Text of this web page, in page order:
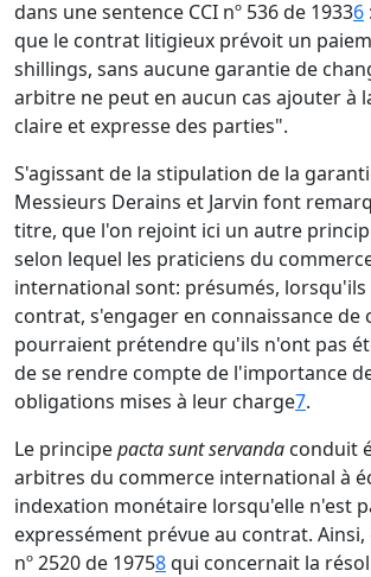
dans une sentence CCI nº 536 de 19336
que le contrat litigieux prévoit un
shillings, sans aucune garantie de
arbitre ne peut en aucun cas ajouter à
claire et expresse des parties".
S'agissant de la stipulation de la
Messieurs Derains et Jarvin font
titre, que l'on rejoint ici un autre
selon lequel les praticiens du
international sont: présumés,
contrat, s'engager en connaissance de
pourraient prétendre qu'ils n'ont pas
de se rendre compte de l'importance
obligations mises à leur charge7.
Le principepacta sunt servanda conduit
arbitres du commerce international à
indexation monétaire lorsqu'elle n'est
expressément prévue au contrat.
nº 2520 de 19758qui concernait la